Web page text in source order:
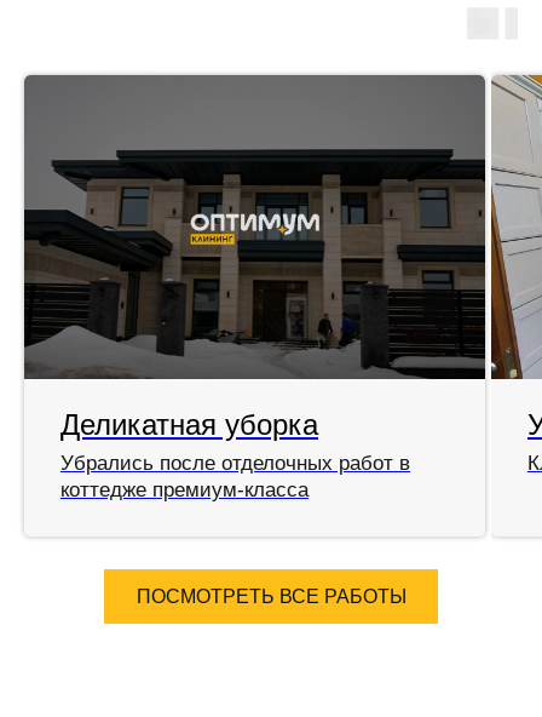
Деликатная уборка
Убрались после отделочных работ в
коттедже премиум-класса
ПОСМОТРЕТЬ ВСЕ РАБОТЫ